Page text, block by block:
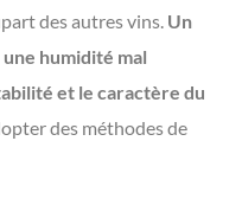
des autres vins. Un
humidité mal
et le caractère du
des méthodes de